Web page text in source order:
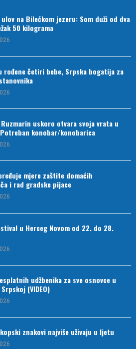
na Bilećkom jezeru: Som duži od dva
50 kilograma
rođene četiri bebe, Srpska bogatija za
uskoro otvara svoja vrata u
konobar/konobarica
mjere zaštite domaćih
i rad gradske pijace
u Herceg Novom od 22. do 28.
udžbenika za sve osnovce u
(VIDEO)
znakovi najviše uživaju u ljetu